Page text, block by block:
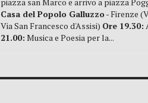
Casa del Popolo Galluzzo- Firenze
Via San Francesco d'Assisi) Ore 19.30:
21.00: Musica e Poesia per la...